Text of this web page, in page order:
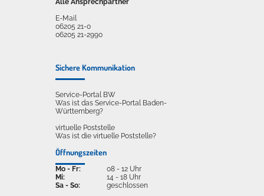
E-Mail
06205 21-0
06205 21-2990
Sichere Kommunikation
Service-Portal BW
Was ist das Service-Portal Baden-
Württemberg?
virtuelle Poststelle
Was ist die virtuelle Poststelle?
Öffnungszeiten
Mo - Fr:
Mi:
Sa - So:
08 - 12 Uhr
14 - 18 Uhr
geschlossen